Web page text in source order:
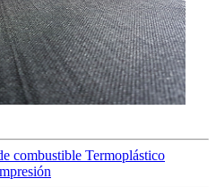
combustible Termoplástico